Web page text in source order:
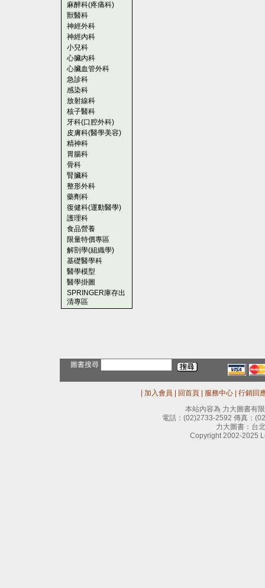
麻醉科(疼痛科)
獸醫科
神經外科
神經內科
小兒科
心臟內科
心臟血管外科
急診科
感染科
放射線科
核子醫科
牙科(口腔外科)
皮膚科(醫學美容)
精神科
胃腸科
骨科
腎臟科
整形外科
藥劑科
復健科(運動醫學)
護理科
食品營養
限量特價專區
解剖學(組織學)
基礎醫學科
醫學模型
醫學掛圖
SPRINGER庫存出
清專區
圖書搜尋
加入會員 回首頁 服務中心
行銷回
本站內容為 力大圖書有
電話： (02)2733-2592 傳真：
力大圖書：台
Copyright 2002-2025